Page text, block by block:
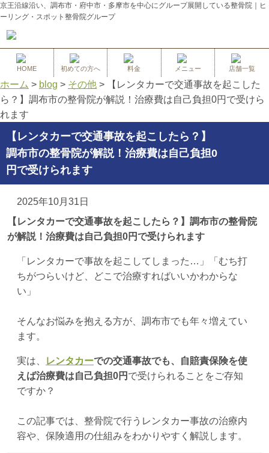
京王沿線沿い、調布市・府中市・多摩市を中心にグループ展開している整骨院｜ヒ
ーリング・スポット整骨院グループ
HOME 初めての方へ 料金 メニュー 店舗一覧
ホーム > blog > その他 >
【レンタカーで交通事故を起こした
ら？】調布市の整骨院が解説！治療費は自己負担0円で受けら
れます
【レンタカーで交通事故を起こしたら？】
調布市の整骨院が解説！治療費は自己負担0
円で受けられます
2025年10月31日
【レンタカーで交通事故を起こしたら？】調布市の整骨院
が解説！治療費は自己負担0円で受けられます
「レンタカーで事故を起こしてしまった…」「むち打
ちがつらいけど、どこで治療すればいいかわからな
い」
そんなお悩みを抱える方が、調布市でも年々増えてい
ます。
実は、 レンタカーでの交通事故でも、自賠責保険を使
えば治療費は自己負担0円 で受けられることをご存知
ですか？
この記事では、整骨院で行うレンタカー事故の治療内
容や、保険適用の仕組みをわかりやすく解説します。